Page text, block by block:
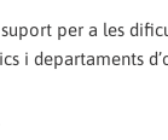
per a les
i departaments